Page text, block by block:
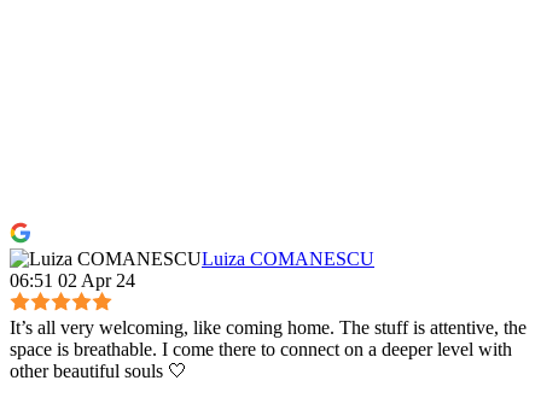
Luiza COMANESCU
06:51 02 Apr 24
It’s all very welcoming, like coming home. The stuff is attentive, the
space is breathable. I come there to connect on a deeper level with
other beautiful souls 🤍